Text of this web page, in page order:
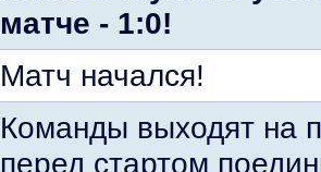
матче - 1:0!
Матч начался!
Команды выходят на
перед стартом